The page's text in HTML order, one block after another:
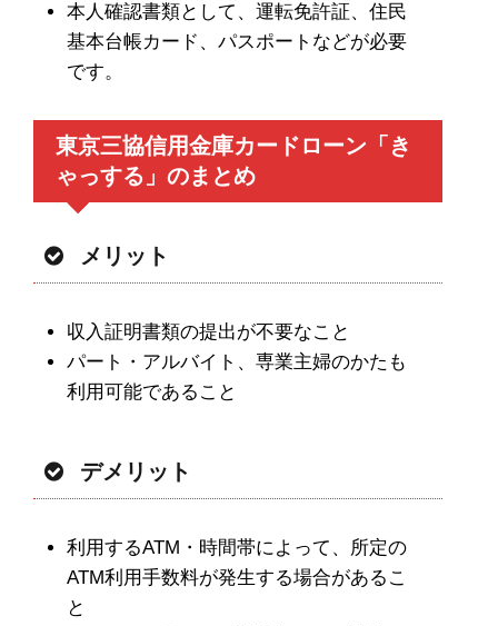
本人確認書類として、運転免許証、住民
基本台帳カード、パスポートなどが必要
です。
東京三協信用金庫カードローン「き
ゃっする」のまとめ
メリット
収入証明書類の提出が不要なこと
パート・アルバイト、専業主婦のかたも
利用可能であること
デメリット
利用するATM・時間帯によって、所定の
ATM利用手数料が発生する場合があるこ
と